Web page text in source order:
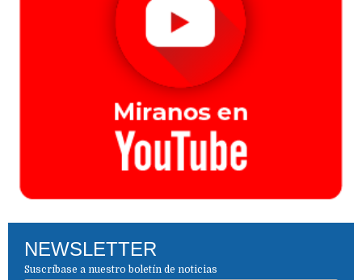
NEWSLETTER
Suscríbase a nuestro boletín de noticias